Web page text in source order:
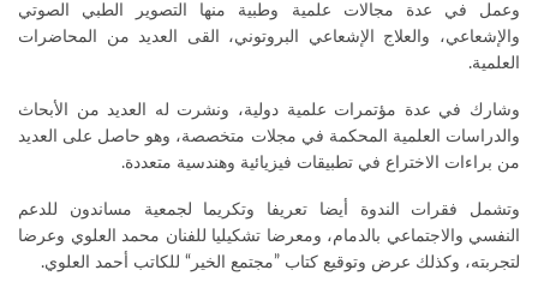
وعمل في عدة مجالات علمية وطبية منها التصوير الطبي الصوتي
والإشعاعي، والعلاج الإشعاعي البروتوني، القى العديد من المحاضرات
العلمية.
وشارك في عدة مؤتمرات علمية دولية، ونشرت له العديد من الأبحاث
والدراسات العلمية المحكمة في مجلات متخصصة، وهو حاصل على العديد
من براءات الاختراع في تطبيقات فيزيائية وهندسية متعددة.
وتشمل فقرات الندوة أيضا تعريفا وتكريما لجمعية مساندون للدعم
النفسي والاجتماعي بالدمام، ومعرضا تشكيليا للفنان محمد العلوي وعرضا
لتجربته، وكذلك عرض وتوقيع كتاب ”مجتمع الخير“ للكاتب أحمد العلوي.